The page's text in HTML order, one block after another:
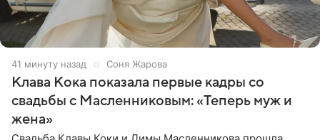
41 минуту назад Соня Жарова
Клава Кока показала первые кадры со
свадьбы с Масленниковым: «Теперь муж и
жена»